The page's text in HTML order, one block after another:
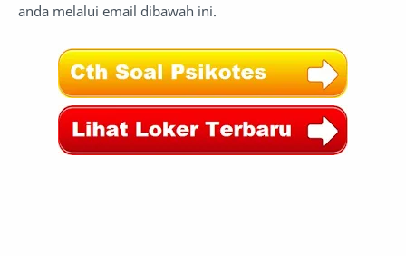
anda melalui email dibawah ini.